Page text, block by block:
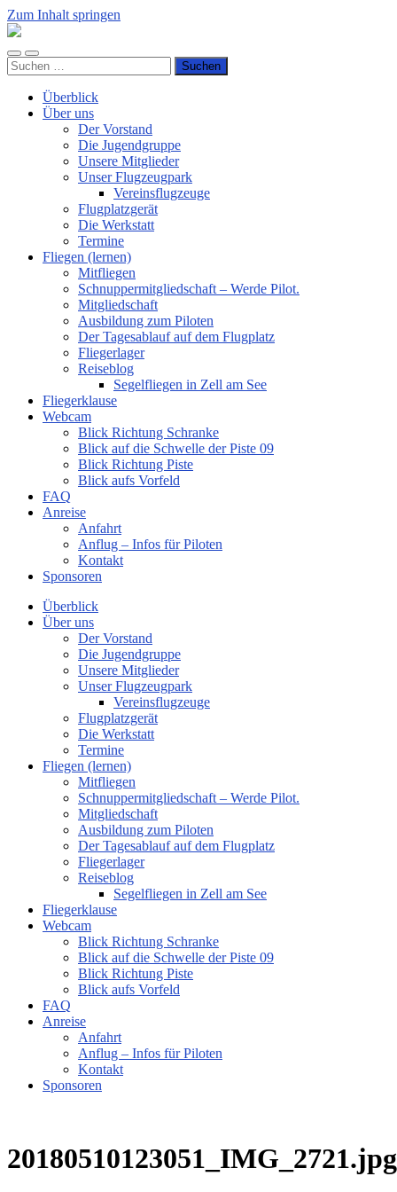
Zum Inhalt springen
Luftsportverein
e.V.
Mobile-
Menü
Suchfeld
ein-/ausblenden
Suchen
nach:
Überblick
Über uns
Der Vorstand
Die Jugendgruppe
Unsere Mitglieder
Unser Flugzeugpark
Vereinsflugzeuge
Flugplatzgerät
Die Werkstatt
Termine
Fliegen (lernen)
Mitfliegen
Schnuppermitgliedschaft – Werde Pilot.
Mitgliedschaft
Ausbildung zum Piloten
Der Tagesablauf auf dem Flugplatz
Fliegerlager
Reiseblog
Segelfliegen in Zell am See
Fliegerklause
Webcam
Blick Richtung Schranke
Blick auf die Schwelle der Piste 09
Blick Richtung Piste
Blick aufs Vorfeld
FAQ
Anreise
Anfahrt
Anflug – Infos für Piloten
Kontakt
Sponsoren
Überblick
Über uns
Der Vorstand
Die Jugendgruppe
Unsere Mitglieder
Unser Flugzeugpark
Vereinsflugzeuge
Flugplatzgerät
Die Werkstatt
Termine
Fliegen (lernen)
Mitfliegen
Schnuppermitgliedschaft – Werde Pilot.
Mitgliedschaft
Ausbildung zum Piloten
Der Tagesablauf auf dem Flugplatz
Fliegerlager
Reiseblog
Segelfliegen in Zell am See
Fliegerklause
Webcam
Blick Richtung Schranke
Blick auf die Schwelle der Piste 09
Blick Richtung Piste
Blick aufs Vorfeld
FAQ
Anreise
Anfahrt
Anflug – Infos für Piloten
Kontakt
Sponsoren
20180510123051_IMG_2721.jpg